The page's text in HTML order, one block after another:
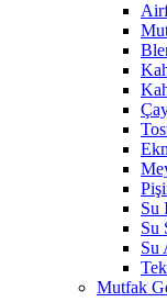
Su
Su
Su
Mutfak